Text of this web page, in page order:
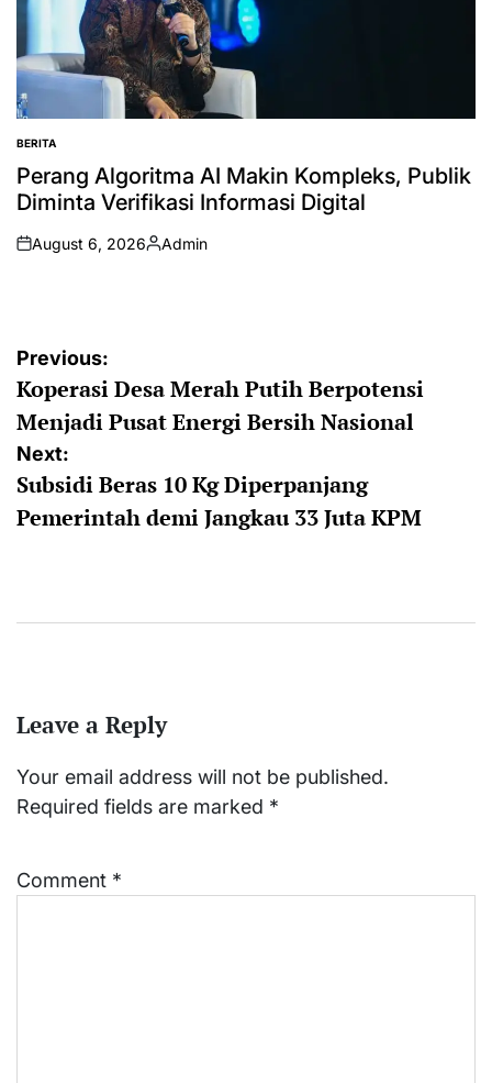
POSTED
IN
BERITA
Perang Algoritma AI Makin Kompleks, Publik
Diminta Verifikasi Informasi Digital
on
August 6, 2026
Posted
Admin
Post
navigation
Previous:
Koperasi Desa Merah Putih Berpotensi
Menjadi Pusat Energi Bersih Nasional
Next:
Subsidi Beras 10 Kg Diperpanjang
Pemerintah demi Jangkau 33 Juta KPM
Leave a Reply
Your email address will not be published.
Required fields are marked *
Comment *